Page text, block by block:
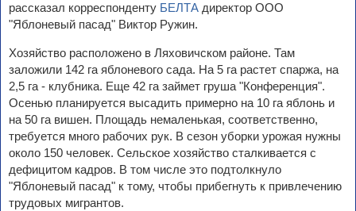
рассказал корреспонденту БЕЛТА директор ООО
"Яблоневый пасад" Виктор Ружин.
Хозяйство расположено в Ляховичском районе. Там
заложили 142 га яблоневого сада. На 5 га растет спаржа, на
2,5 га - клубника. Еще 42 га займет груша "Конференция".
Осенью планируется высадить примерно на 10 га яблонь и
на 50 га вишен. Площадь немаленькая, соответственно,
требуется много рабочих рук. В сезон уборки урожая нужны
около 150 человек. Сельское хозяйство сталкивается с
дефицитом кадров. В том числе это подтолкнуло
"Яблоневый пасад" к тому, чтобы прибегнуть к привлечению
трудовых мигрантов.